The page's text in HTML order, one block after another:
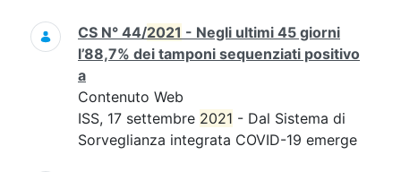
CS N° 44/2021 - Negli ultimi 45 giorni
l’88,7% dei tamponi sequenziati positivo
a
Contenuto Web
ISS, 17 settembre 2021 - Dal Sistema di
Sorveglianza integrata COVID-19 emerge